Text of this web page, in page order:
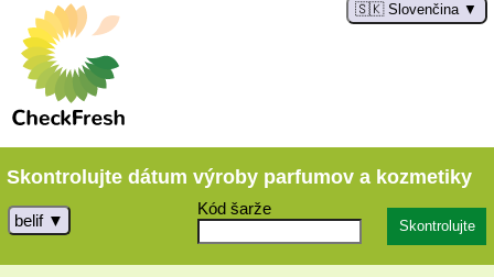
🇸🇰 Slovenčina
Skontrolujte dátum výroby parfumov a kozmetiky
belif
Kód šarže